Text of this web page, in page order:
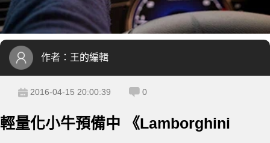
作者： 王的編輯
2016-04-15 20:00:39 0
輕量化小牛預備中 《Lamborghini